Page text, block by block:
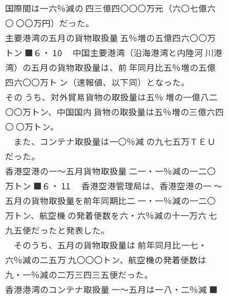
国際間は一六％減の 四三億四〇〇〇万元（六〇七億六
〇 〇〇万円）だった。
主要港湾の五月の貨物取扱量 五％増の五億四六〇〇万
トン ■６・ 10 中国主要港湾（沿海港湾と内陸河 川港
湾）の五月の貨物取扱量は、前 年同月比五％増の五億
四六〇〇万ト ン（速報値、以下同）となった。
その うち、対外貿易貨物の取扱量は五％ 増の一億八二
〇〇万トン、中国国内 貨物の取扱量は五％増の三億六四
〇 〇万トン。
また、コンテナ取扱量は一〇％減 の九七五万ＴＥＵ
だった。
香港空港の一〜五月貨物取扱量 二一・一％減の一二〇
万トン ■６・ 11 香港空港管理局は、香港空港の一 〜
五月の貨物取扱量を前年同期比二 一・一％減の一二〇
万トン、航空機 の発着便数を六・六％減の十一万六 七
九五便だったと発表した。
そのうち、五月の貨物取扱量は 前年同月比一七・
六％減の二五万 九〇〇〇トン、航空機の発着便数は
九・一％減の二万三四三五便だった。
香港港湾のコンテナ取扱量 一〜五月は一八・二％減 ■